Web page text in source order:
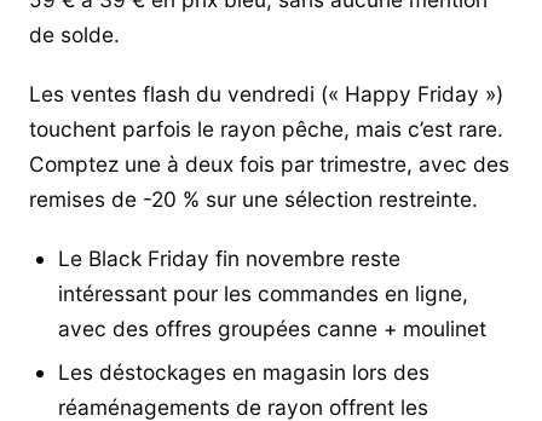
de solde.
Les ventes flash du vendredi (« Happy Friday »)
touchent parfois le rayon pêche, mais c’est rare.
Comptez une à deux fois par trimestre, avec des
remises de -20 % sur une sélection restreinte.
Le Black Friday fin novembre reste
intéressant pour les commandes en ligne,
avec des offres groupées canne + moulinet
Les déstockages en magasin lors des
réaménagements de rayon offrent les